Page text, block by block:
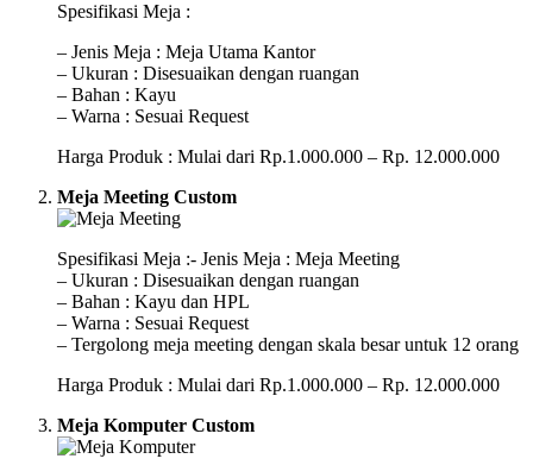
Spesifikasi Meja :
– Jenis Meja : Meja Utama Kantor
– Ukuran : Disesuaikan dengan ruangan
– Bahan : Kayu
– Warna : Sesuai Request
Harga Produk : Mulai dari Rp.1.000.000 – Rp. 12.000.000
Meja Meeting Custom
Spesifikasi Meja :- Jenis Meja : Meja Meeting
– Ukuran : Disesuaikan dengan ruangan
– Bahan : Kayu dan HPL
– Warna : Sesuai Request
– Tergolong meja meeting dengan skala besar untuk 12 orang
Harga Produk : Mulai dari Rp.1.000.000 – Rp. 12.000.000
Meja Komputer Custom